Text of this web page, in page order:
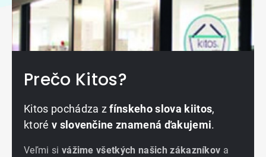
Prečo Kitos?
Kitos pochádza zfínskeho slova kiitos,
ktoré v slovenčine znamená ďakujemi.
Veľmi si vážime všetkých našich zákazníkov a